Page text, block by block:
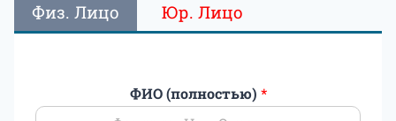
Физ. Лицо Юр. Лицо
ФИО (полностью) *